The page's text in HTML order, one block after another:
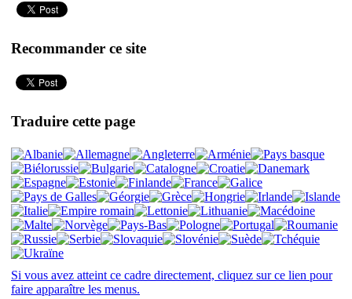
Recommander ce site
Traduire cette page
Si vous avez atteint ce cadre directement, cliquez sur ce lien pour
faire apparaître les menus.